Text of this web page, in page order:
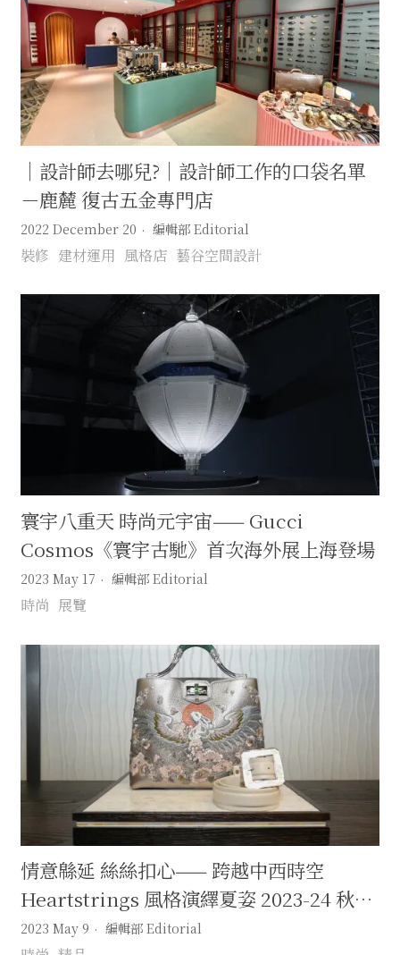
｜設計師去哪兒?｜設計師工作的口袋名單
－鹿麓 復古五金專門店
2022 December 20 編輯部 Editorial
裝修 建材運用 風格店 藝谷空間設計
寰宇八重天 時尚元宇宙—— Gucci
Cosmos《寰宇古馳》首次海外展上海登場
2023 May 17 編輯部 Editorial
時尚 展覽
情意緜延 絲絲扣心—— 跨越中西時空
Heartstrings 風格演繹夏姿 2023-24 秋冬
新品
2023 May 9 編輯部 Editorial